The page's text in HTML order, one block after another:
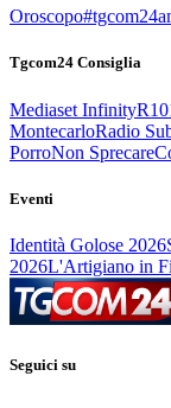
Oroscopo
Tgcom24 Consiglia
Mediaset Infinity
MontecarloRadio
PorroNon Sprecare
Eventi
Identità Golose 2026
2026L'Artigiano in
Seguici su